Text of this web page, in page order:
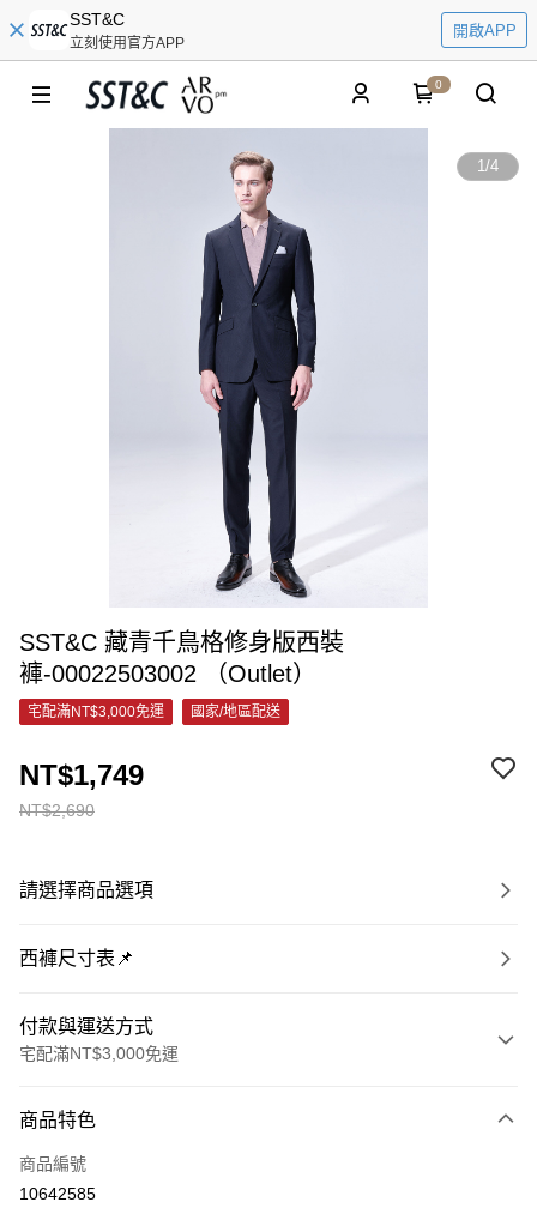
SST&C
立刻使用官方APP
開啟APP
0
1/4
SST&C 藏青千鳥格修身版西裝
褲-00022503002 （Outlet）
宅配滿NT$3,000免運 國家/地區配送
NT$2,690
NT$1,749
請選擇商品選項
西褲尺寸表📌
付款與運送方式
宅配滿NT$3,000免運
信用卡一次付款
信用卡分期付款
商品特色
商品編號
10642585